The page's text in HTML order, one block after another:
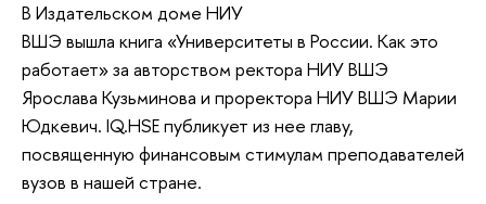
В Издательском доме НИУ
ВШЭ вышла книга «Университеты в России. Как это
работает» за авторством ректора НИУ ВШЭ
Ярослава Кузьминова и проректора НИУ ВШЭ Марии
Юдкевич. IQ.HSE публикует из нее главу,
посвященную финансовым стимулам преподавателей
вузов в нашей стране.